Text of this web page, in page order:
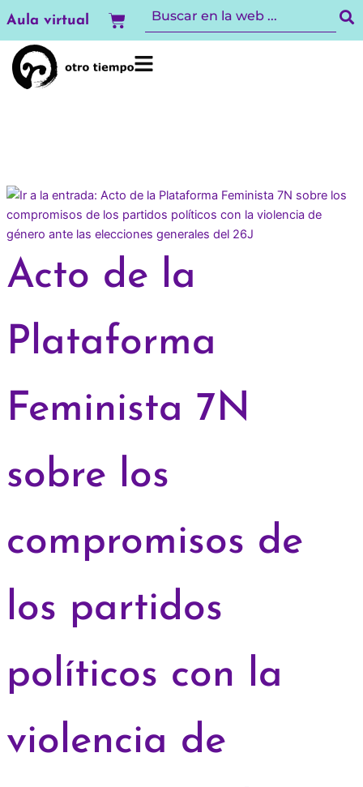
al
contenido
Aula virtual Carrito
Acto de la
Plataforma
Feminista 7N
sobre los
compromisos de
los partidos
políticos con la
violencia de